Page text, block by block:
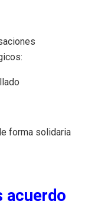
forma solidaria
acuerdo